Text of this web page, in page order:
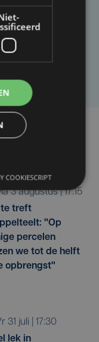
in dit
ma 3 augustus | 17:15
treft
"Op
percelen
we tot de helft
opbrengst"
vr 31 juli | 17:30
lek in
COOKIESCRIPT